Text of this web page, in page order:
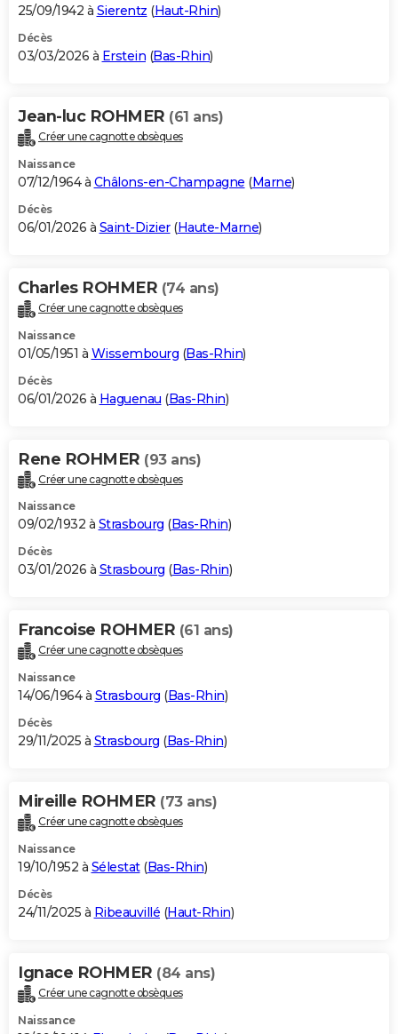
25/09/1942 à Sierentz (Haut-Rhin)
Décès
03/03/2026 à Erstein (Bas-Rhin)
Jean-luc ROHMER (61 ans)
Créer une cagnotte obsèques
Naissance
07/12/1964 à Châlons-en-Champagne (Marne)
Décès
06/01/2026 à Saint-Dizier(Haute-Marne)
Charles ROHMER (74 ans)
Créer une cagnotte obsèques
Naissance
01/05/1951 à Wissembourg (Bas-Rhin)
Décès
06/01/2026 à Haguenau (Bas-Rhin)
Rene ROHMER (93 ans)
Créer une cagnotte obsèques
Naissance
09/02/1932 à Strasbourg (Bas-Rhin)
Décès
03/01/2026 à Strasbourg (Bas-Rhin)
Francoise ROHMER (61 ans)
Créer une cagnotte obsèques
Naissance
14/06/1964 à Strasbourg (Bas-Rhin)
Décès
29/11/2025 à Strasbourg (Bas-Rhin)
Mireille ROHMER (73 ans)
Créer une cagnotte obsèques
Naissance
19/10/1952 à Sélestat(Bas-Rhin)
Décès
24/11/2025 à Ribeauvillé (Haut-Rhin)
Ignace ROHMER (84 ans)
Créer une cagnotte obsèques
Naissance